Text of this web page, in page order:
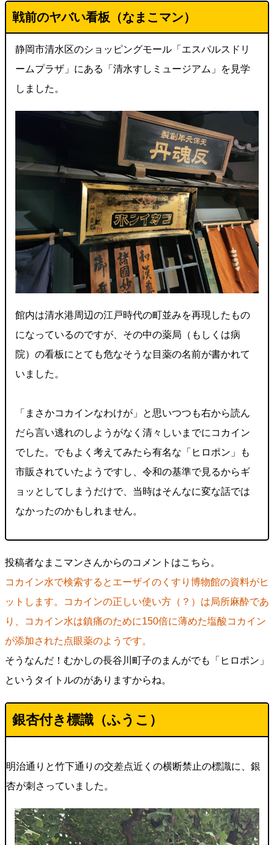
戦前のヤバい看板（なまこマン）
静岡市清水区のショッピングモール「エスパルスドリ
ームプラザ」にある「清水すしミュージアム」を見学
しました。
館内は清水港周辺の江戸時代の町並みを再現したもの
になっているのですが、その中の薬局（もしくは病
院）の看板にとても危なそうな目薬の名前が書かれて
いました。
「まさかコカインなわけが」と思いつつも右から読ん
だら言い逃れのしようがなく清々しいまでにコカイン
でした。でもよく考えてみたら有名な「ヒロポン」も
市販されていたようですし、令和の基準で見るからギ
ョッとしてしまうだけで、当時はそんなに変な話では
なかったのかもしれません。
投稿者なまこマンさんからのコメントはこちら。
コカイン水で検索するとエーザイのくすり博物館の資料がヒ
ットします。コカインの正しい使い方（？）は局所麻酔であ
り、コカイン水は鎮痛のために150倍に薄めた塩酸コカイン
が添加された点眼薬のようです。
そうなんだ！むかしの長谷川町子のまんがでも「ヒロポン」
というタイトルのがありますからね。
銀杏付き標識（ふうこ）
明治通りと竹下通りの交差点近くの横断禁止の標識に、銀
杏が刺さっていました。